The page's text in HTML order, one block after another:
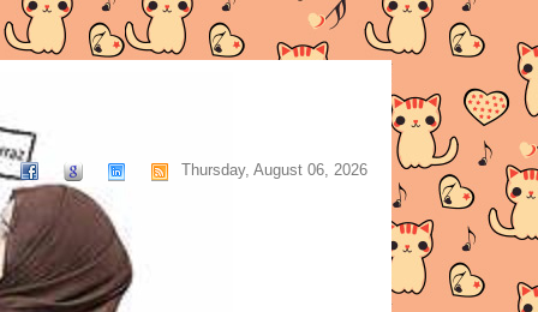
Thursday, August 06, 2026